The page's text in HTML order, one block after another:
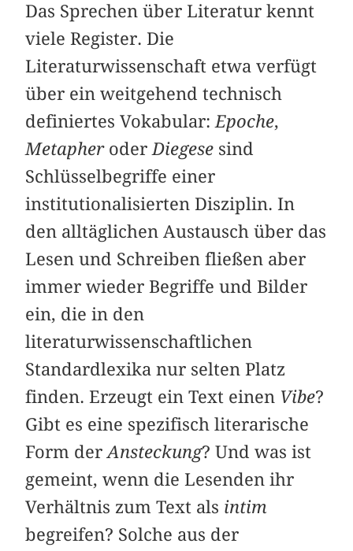
Das Sprechen über Literatur kennt
viele Register. Die
Literaturwissenschaft etwa verfügt
über ein weitgehend technisch
definiertes Vokabular:Epoche,
MetapheroderDiegese sind
Schlüsselbegriffe einer
institutionalisierten Disziplin. In
den alltäglichen Austausch über das
Lesen und Schreiben fließen aber
immer wieder Begriffe und Bilder
ein, die in den
literaturwissenschaftlichen
Standardlexika nur selten Platz
finden. Erzeugt ein Text einen Vibe?
Gibt es eine spezifisch literarische
Form derAnsteckung? Und was ist
gemeint, wenn die Lesenden ihr
Verhältnis zum Text als intim
begreifen? Solche aus der